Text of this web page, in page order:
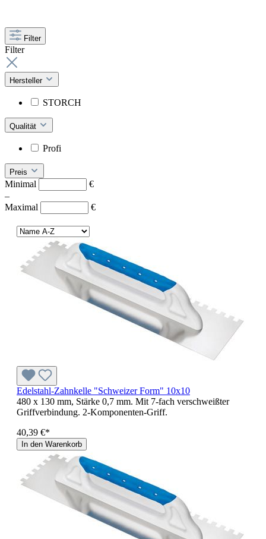
Filter
Filter
Hersteller
STORCH
Qualität
Profi
Preis
Minimal
€
–
Maximal
€
Edelstahl-Zahnkelle "Schweizer Form" 10x10
480 x 130 mm, Stärke 0,7 mm. Mit 7-fach verschweißter
Griffverbindung. 2-Komponenten-Griff.
40,39 €*
In den Warenkorb